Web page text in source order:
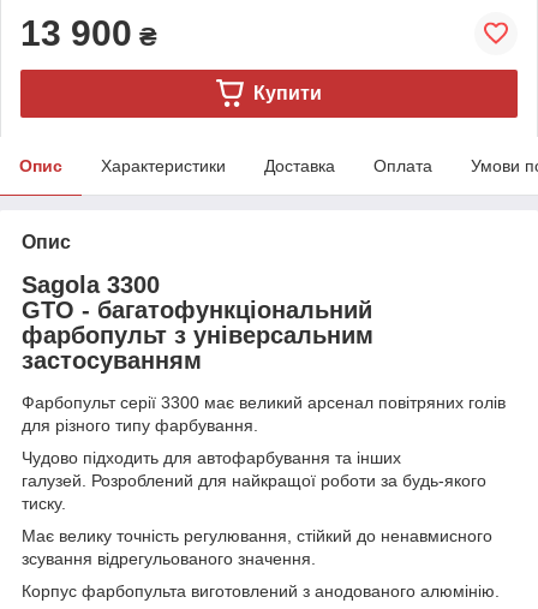
13 900 ₴
Купити
Опис Характеристики Доставка Оплата Умови
Опис
Sagola 3300
GTO - багатофункціональний
фарбопульт з універсальним
застосуванням
Фарбопульт серії 3300 має великий арсенал повітряних голів
для різного типу фарбування.
Чудово підходить для автофарбування та інших
галузей. Розроблений для найкращої роботи за будь-якого
тиску.
Має велику точність регулювання, стійкий до ненавмисного
зсування відрегульованого значення.
Корпус фарбопульта виготовлений з анодованого алюмінію.